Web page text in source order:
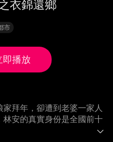
衣錦還鄉
市
即播放
拜年，卻遭到老婆一家人
安的真實身份是全國前十